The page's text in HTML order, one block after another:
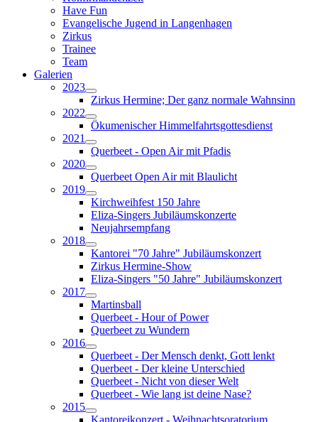
Have Fun
Evangelische Jugend in Langenhagen
Zirkus
Trainee
Team
Galerien
2023
Zirkus Hermine; Der ganz normale Wahnsinn
2022
Ökumenischer Himmelfahrtsgottesdienst
2021
Querbeet - Open Air mit Pfadis
2020
Querbeet Open Air mit Blaulicht
2019
Kirchweihfest 150 Jahre
Eliza-Singers Jubiläumskonzerte
Neujahrsempfang
2018
Kantorei "70 Jahre" Jubiläumskonzert
Zirkus Hermine-Show
Eliza-Singers "50 Jahre" Jubiläumskonzert
2017
Martinsball
Querbeet - Hour of Power
Querbeet zu Wundern
2016
Querbeet - Der Mensch denkt, Gott lenkt
Querbeet - Der kleine Unterschied
Querbeet - Nicht von dieser Welt
Querbeet - Wie lang ist deine Nase?
2015
Kantoreikonzert - Weihnachtsoratorium